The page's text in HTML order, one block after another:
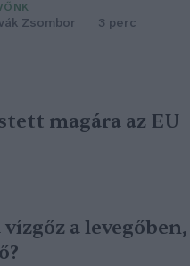
Zsombor 3 perc
magára az EU
a